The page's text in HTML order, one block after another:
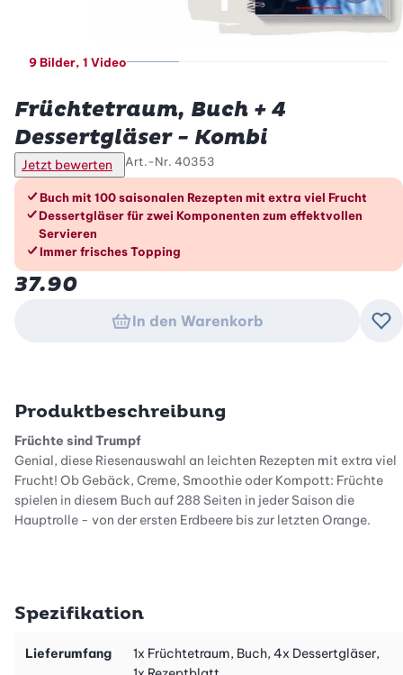
9 Bilder, 1 Video
Früchtetraum, Buch + 4
Dessertgläser - Kombi
Jetzt bewerten Art.-Nr. 40353
Die Vorteile im Überblick
Buch mit 100 saisonalen Rezepten mit extra viel Frucht
Dessertgläser für zwei Komponenten zum effektvollen
Servieren
Immer frisches Topping
37.90
In den Warenkorb
Produktbeschreibung
Früchte sind Trumpf
Genial, diese Riesenauswahl an leichten Rezepten mit extra viel
Frucht! Ob Gebäck, Creme, Smoothie oder Kompott: Früchte
spielen in diesem Buch auf 288 Seiten in jeder Saison die
Hauptrolle - von der ersten Erdbeere bis zur letzten Orange.
Gebäck mit extra viel Früchten das Richtige. Auch unsere
Ideen, denn wir verwenden nur so viel Zucker wie nötig. Ja, sogar
Spezifikation
Lieferumfang
1x Früchtetraum, Buch, 4x Dessertgläser,